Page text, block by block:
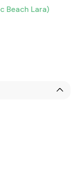
Beach Lara)